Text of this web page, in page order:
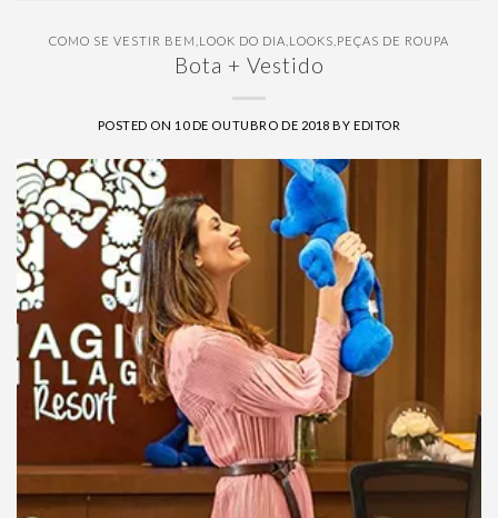
COMO SE VESTIR BEM LOOK DO DIA LOOKS PEÇAS DE ROUPA
Bota + Vestido
POSTED ON 10 DE OUTUBRO DE 2018 BYEDITOR